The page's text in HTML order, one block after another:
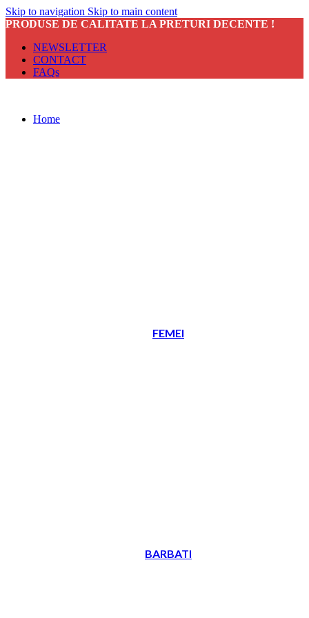
Skip to navigation Skip to main content
PRODUSE DE CALITATE LA PRETURI DECENTE !
NEWSLETTER
CONTACT
FAQs
Home
FEMEI
BARBATI